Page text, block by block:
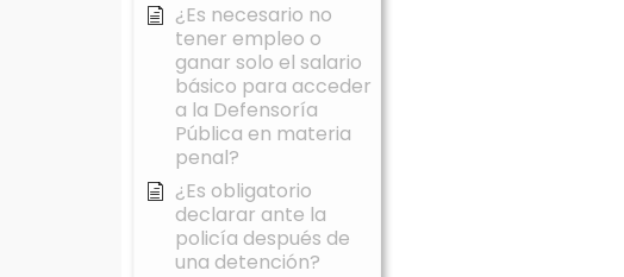
¿Es necesario no
tener empleo o
ganar solo el salario
básico para acceder
a la Defensoría
Pública en materia
penal?
¿Es obligatorio
declarar ante la
policía después de
una detención?